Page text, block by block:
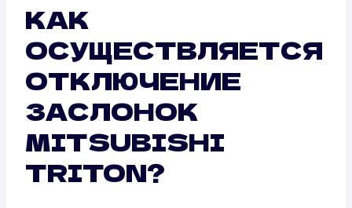
КАК
ОСУЩЕСТВЛЯЕТСЯ
ОТКЛЮЧЕНИЕ
ЗАСЛОНОК
MITSUBISHI
TRITON?